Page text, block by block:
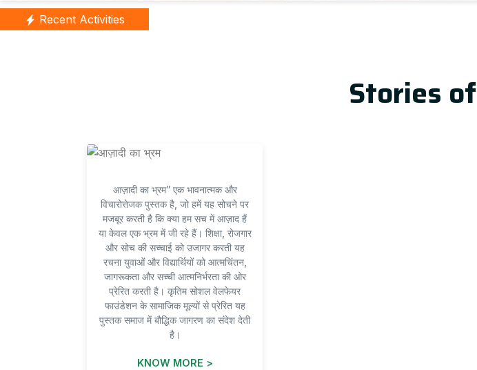
Recent Activities
Stories
आज़ादी का भ्रम” एक भावनात्मक और
विचारोत्तेजक पुस्तक है, जो हमें यह सोचने पर
मजबूर करती है कि क्या हम सच में आज़ाद हैं
या केवल एक भ्रम में जी रहे हैं। शिक्षा, रोजगार
और सोच की सच्चाई को उजागर करती यह
रचना युवाओं और विद्यार्थियों को आत्मचिंतन,
जागरूकता और सच्ची आत्मनिर्भरता की ओर
प्रेरित करती है। कृतिम सोशल वेलफेयर
फाउंडेशन के सामाजिक मूल्यों से प्रेरित यह
पुस्तक समाज में बौद्धिक जागरण का संदेश देती
है।
KNOW MORE >